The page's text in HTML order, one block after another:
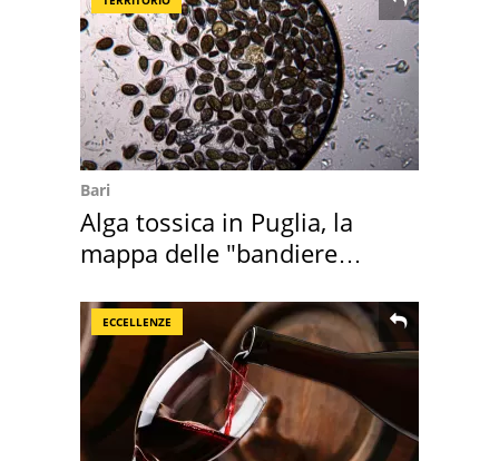
Bari
Alga tossica in Puglia, la
mappa delle "bandiere
ECCELLENZE